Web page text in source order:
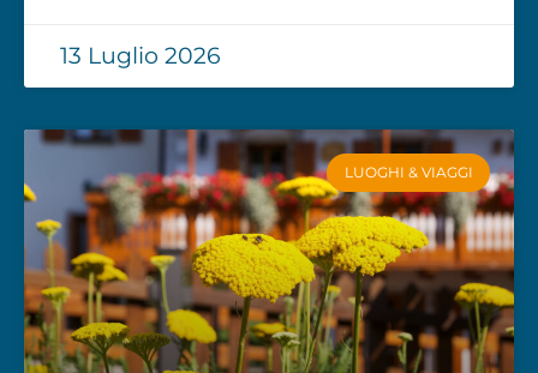
13 Luglio 2026
LUOGHI & VIAGGI